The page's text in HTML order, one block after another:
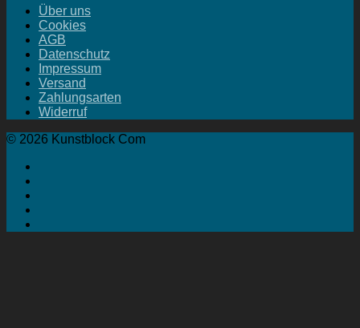
Über uns
Cookies
AGB
Datenschutz
Impressum
Versand
Zahlungsarten
Widerruf
© 2026 Kunstblock Com